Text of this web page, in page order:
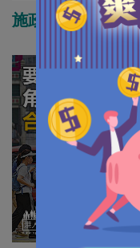
施政新氣象 齊心